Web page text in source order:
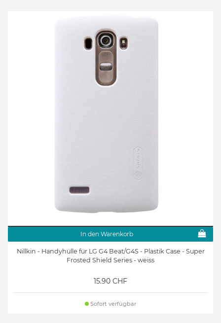
In den Warenkorb
Nillkin - Handyhülle für LG G4 Beat/G4S - Plastik Case - Super
Frosted Shield Series - weiss
15.90 CHF
Sofort verfügbar